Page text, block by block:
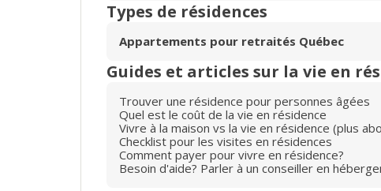
Types de résidences
Appartements pour retraités Québec
Guides et articles sur la vie en
Trouver une résidence pour personnes âgées
Quel est le coût de la vie en résidence
Vivre à la maison vs la vie en résidence (plus
Checklist pour les visites en résidences
Comment payer pour vivre en résidence?
Besoin d'aide? Parler à un conseiller en